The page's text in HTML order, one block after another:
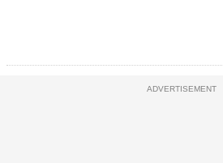
ADVERTISEMENT